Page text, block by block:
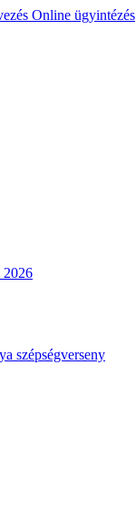
Online ügyintézés
2026
szépségverseny